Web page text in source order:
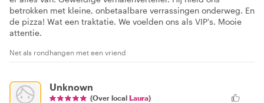
betrokken met kleine, onbetaalbare verrassingen onderweg. En
de pizza! Wat een traktatie. We voelden ons als VIP's. Mooie
attentie.
Net als rondhangen met een vriend
Unknown
(Over local Laura)